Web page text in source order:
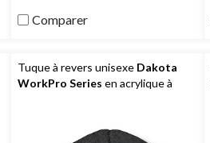
Comparer
Tuque à revers unisexe Dakota
WorkPro Series en acrylique à